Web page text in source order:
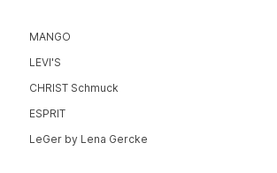
MANGO
LEVI'S
CHRIST Schmuck
ESPRIT
LeGer by Lena Gercke